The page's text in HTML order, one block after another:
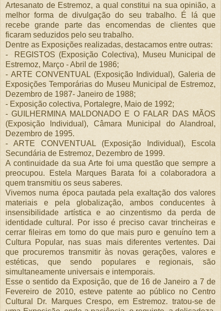
Artesanato de Estremoz, a qual constitui na sua opinião, a
melhor forma de divulgação do seu trabalho. É lá que
recebe grande parte das encomendas de clientes que
ficaram seduzidos pelo seu trabalho.
Dentre as Exposições realizadas, destacamos entre outras:
- REGISTOS (Exposição Colectiva), Museu Municipal de
Estremoz, Março - Abril de 1986;
- ARTE CONVENTUAL (Exposição Individual), Galeria de
Exposições Temporárias do Museu Municipal de Estremoz,
Dezembro de 1987- Janeiro de 1988;
- Exposição colectiva, Portalegre, Maio de 1992;
- GUILHERMINA MALDONADO E O FALAR DAS MÃOS
(Exposição Individual), Câmara Municipal do Alandroal,
Dezembro de 1995.
- ARTE CONVENTUAL (Exposição Individual), Escola
Secundária de Estremoz, Dezembro de 1999.
A continuidade da sua Arte foi uma questão que sempre a
preocupou. Estela Marques Barata foi a colaboradora a
quem transmitiu os seus saberes.
Vivemos numa época pautada pela exaltação dos valores
materiais e pela globalização, ambos conducentes à
insensibilidade artística e ao cinzentismo da perda de
identidade cultural. Por isso é preciso cavar trincheiras e
cerrar fileiras em tomo do que mais puro e genuíno tem a
Cultura Popular, nas suas mais diferentes vertentes. Dai
que procuremos transmitir às novas gerações, valores e
estéticas, que sendo populares e regionais, são
simultaneamente universais e intemporais.
Esse o sentido da Exposição, que de 16 de Janeiro a 7 de
Fevereiro de 2010, esteve patente ao público no Centro
Cultural Dr. Marques Crespo, em Estremoz. tratou-se de